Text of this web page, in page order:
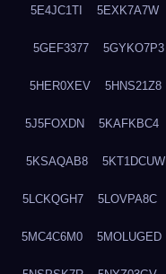
5E4JC1TI 5EXK7A7W
5GEF3377 5GYKO7P3
5HER0XEV 5HNS21Z8
5J5FOXDN 5KAFKBC4
5KSAQAB8 5KT1DCUW
5LCKQGH7 5LOVPA8C
5MC4C6M0 5MOLUGED